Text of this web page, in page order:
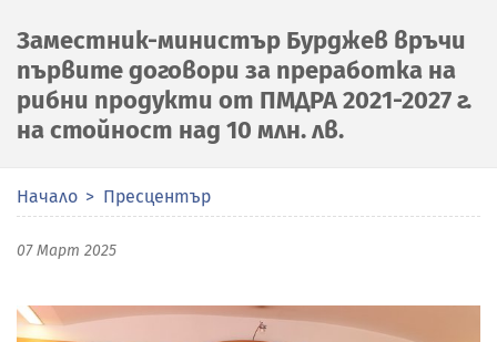
Заместник-министър Бурджев връчи
първите договори за преработка на
рибни продукти от ПМДРА 2021-2027 г.
на стойност над 10 млн. лв.
Начало Пресцентър
07 Март 2025